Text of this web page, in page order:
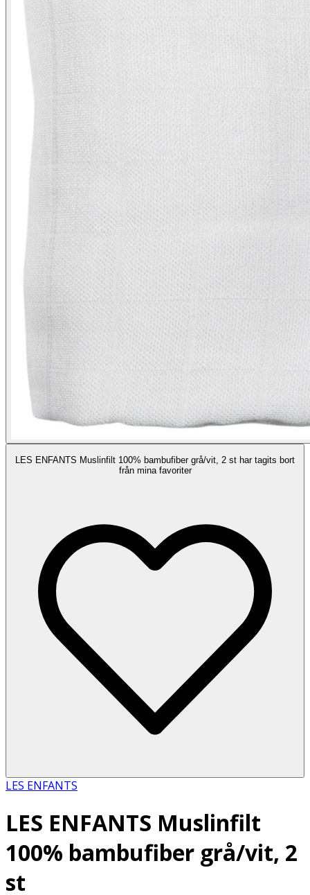
LES ENFANTS Muslinfilt 100% bambufiber grå/vit, 2 st har tagits bort
från mina favoriter
LES ENFANTS
LES ENFANTS Muslinfilt
100% bambufiber grå/vit, 2
st